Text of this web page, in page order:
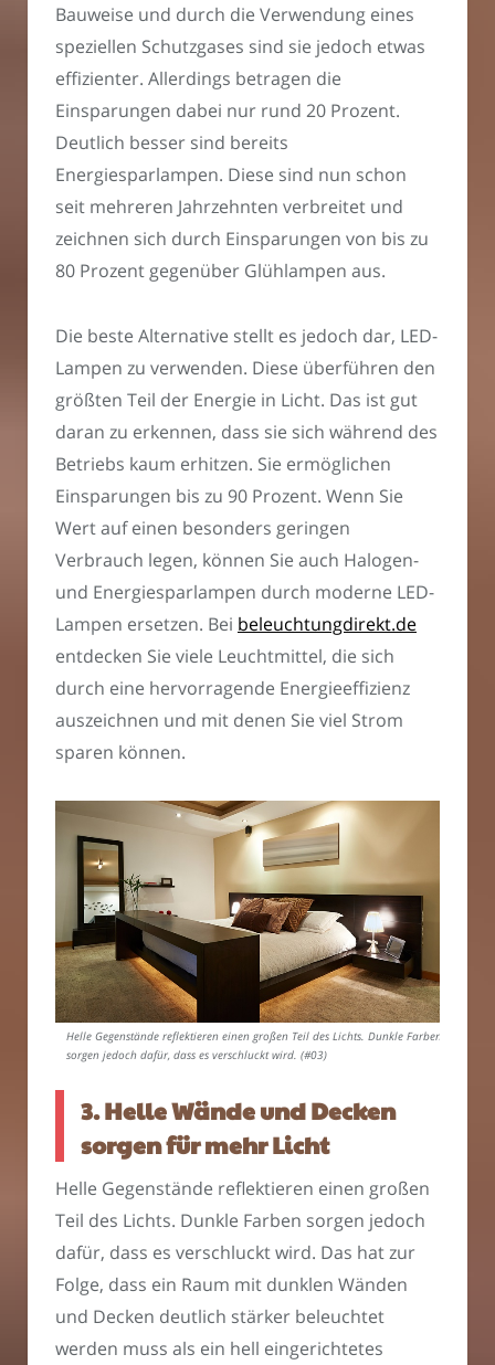
Bauweise und durch die Verwendung eines
speziellen Schutzgases sind sie jedoch etwas
effizienter. Allerdings betragen die
Einsparungen dabei nur rund 20 Prozent.
Deutlich besser sind bereits
Energiesparlampen. Diese sind nun schon
seit mehreren Jahrzehnten verbreitet und
zeichnen sich durch Einsparungen von bis zu
80 Prozent gegenüber Glühlampen aus.
Die beste Alternative stellt es jedoch dar, LED-
Lampen zu verwenden. Diese überführen den
größten Teil der Energie in Licht. Das ist gut
daran zu erkennen, dass sie sich während des
Betriebs kaum erhitzen. Sie ermöglichen
Einsparungen bis zu 90 Prozent. Wenn Sie
Wert auf einen besonders geringen
Verbrauch legen, können Sie auch Halogen-
und Energiesparlampen durch moderne LED-
Lampen ersetzen. Bei beleuchtungdirekt.de
entdecken Sie viele Leuchtmittel, die sich
durch eine hervorragende Energieeffizienz
auszeichnen und mit denen Sie viel Strom
sparen können.
Helle Gegenstände reflektieren einen großen Teil des Lichts. Dunkle Farben
sorgen jedoch dafür, dass es verschluckt wird. (#03)
3. Helle Wände und Decken
sorgen für mehr Licht
Helle Gegenstände reflektieren einen großen
Teil des Lichts. Dunkle Farben sorgen jedoch
dafür, dass es verschluckt wird. Das hat zur
Folge, dass ein Raum mit dunklen Wänden
und Decken deutlich stärker beleuchtet
werden muss als ein hell eingerichtetes